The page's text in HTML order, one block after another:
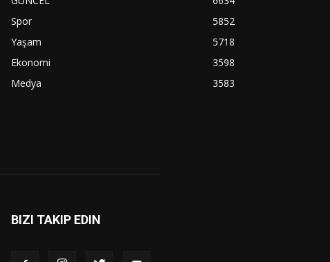
Spor
5852
Yaşam
5718
Ekonomi
3598
Medya
3583
BIZI TAKIP EDIN